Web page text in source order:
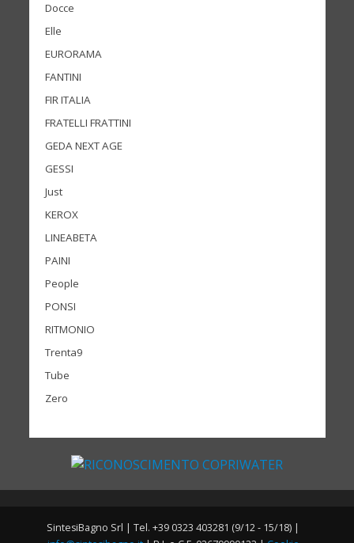
Docce
Elle
EURORAMA
FANTINI
FIR ITALIA
FRATELLI FRATTINI
GEDA NEXT AGE
GESSI
Just
KEROX
LINEABETA
PAINI
People
PONSI
RITMONIO
Trenta9
Tube
Zero
SintesiBagno Srl | Tel. +39 0323 403281 (9/12 - 15/18) |